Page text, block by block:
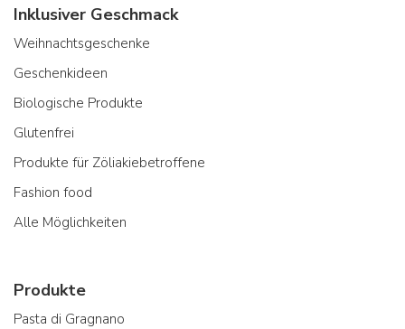
Inklusiver Geschmack
Weihnachtsgeschenke
Geschenkideen
Biologische Produkte
Glutenfrei
Produkte für Zöliakiebetroffene
Fashion food
Alle Möglichkeiten
Produkte
Pasta di Gragnano